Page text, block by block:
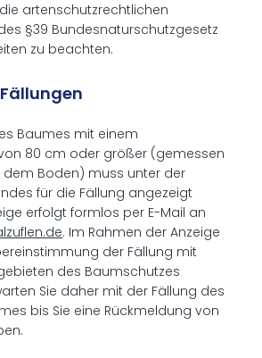
artenschutzrechtlichen
§39 Bundesnaturschutzgesetz
zu beachten.
Baumes mit einem
80 cm oder größer (gemessen
dem Boden) muss unter der
für die Fällung angezeigt
erfolgt formlos per E-Mail an
. Im Rahmen der Anzeige
der Fällung mit
des Baumschutzes
Sie daher mit der Fällung des
bis Sie eine Rückmeldung von